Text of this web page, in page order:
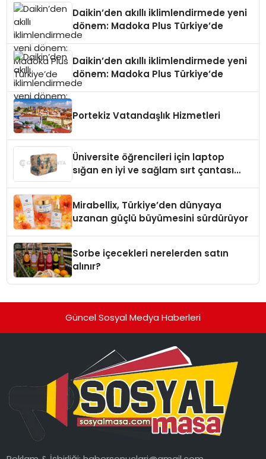
Daikin’den akıllı iklimlendirmede yeni
dönem: Madoka Plus Türkiye’de
Daikin’den akıllı iklimlendirmede yeni
dönem: Madoka Plus Türkiye’de
Portekiz Vatandaşlık Hizmetleri
Üniversite öğrencileri için laptop
sığan en iyi ve sağlam sırt çantası
Mirabellix, Türkiye’den dünyaya
uzanan güçlü büyümesini sürdürüyor
Sorbe içecekleri nerelerden satın
alınır?
Güncel Sosyal Medya Haberleri